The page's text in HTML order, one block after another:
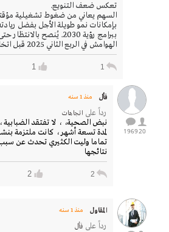
تعكس ضعف التنويع.
السهم يعاني من ضغوط تشغيلية
بإمكانات نمو طويلة الأجل بفضل
ببرامج رؤية 2030. يُنصح
الهوامش في الربع الثاني 2025 قبل اتخاذ قرار شراء قوي.
1
1
20
1969
فأل منذ 1 سنه
رداً على اتجاهات
نبض الصحية، ، لا تفتقد الضبابية
لمدة تسعة أشهر ، كانت ملتزمة
تماما وليت الكثيري تحدث عن
نتائجها
2
2
المقاول منذ 1 سنه
رداً على فأل